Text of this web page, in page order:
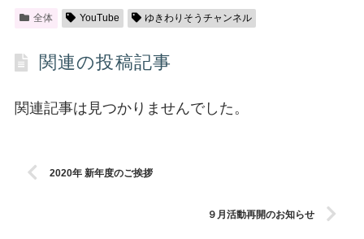
全体 YouTube ゆきわりそうチャンネル
関連の投稿記事
関連記事は見つかりませんでした。
2020年 新年度のご挨拶
９月活動再開のお知らせ